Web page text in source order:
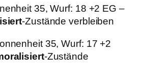
35, Wurf: 18 +2 EG –
-Zustände verbleiben
35, Wurf: 17 +2
-Zustände